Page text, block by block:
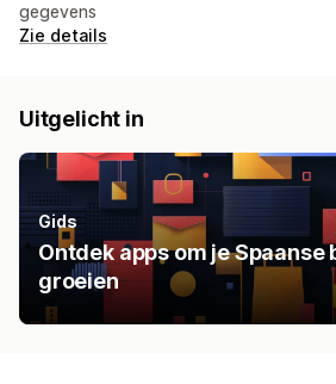
gegevens
Zie details
Uitgelicht in
Gids
Ontdek apps om je
groeien